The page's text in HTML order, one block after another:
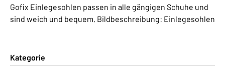
Gofix Einlegesohlen passen in alle gängigen Schuhe und
sind weich und bequem. Bildbeschreibung: Einlegesohlen
Kategorie